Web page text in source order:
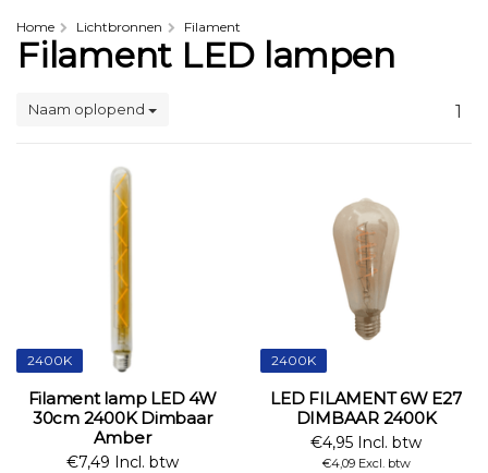
Home Lichtbronnen Filament
Filament LED lampen
Naam oplopend 1
2400K
Filament lamp LED 4W
30cm 2400K Dimbaar
Amber
€7,49 Incl. btw
2400K
LED FILAMENT 6W E27
DIMBAAR 2400K
€4,95 Incl. btw
€4,09 Excl. btw